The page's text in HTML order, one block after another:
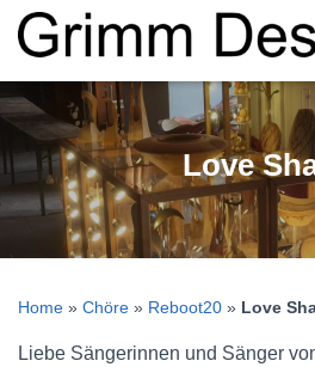
Love
Home » Chöre » Reboot20 » Love
Liebe Sängerinnen und Sänger